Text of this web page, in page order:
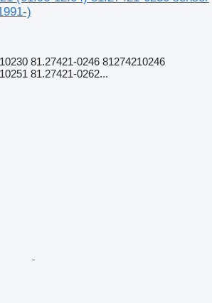
)
81.27421-0246 81274210246
81.27421-0262...